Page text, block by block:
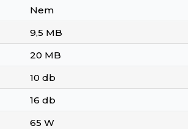
Nem
9,5 MB
20 MB
10 db
16 db
65 W